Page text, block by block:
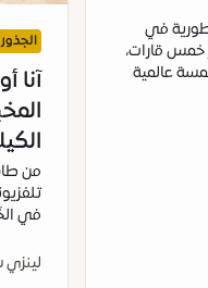
في
خمس قارات،
عالمية
الجذور
آنا
من
في